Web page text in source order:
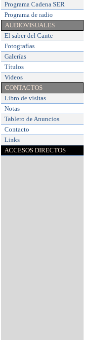
Programa Cadena SER
Programa de radio
AUDIOVISUALES
El saber del Cante
Fotografías
Galerías
Títulos
Videos
CONTACTOS
Libro de visitas
Notas
Tablero de Anuncios
Contacto
Links
ACCESOS DIRECTOS